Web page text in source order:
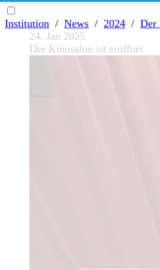
Institution / News / 2024 / Der
24. Jan 2025
Der Kinosalon ist eröffnet